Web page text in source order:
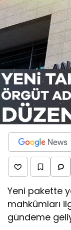
Yeni pakette
mahkûmları
gündeme